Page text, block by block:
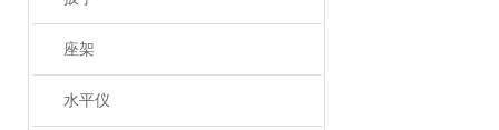
座架
水平仪